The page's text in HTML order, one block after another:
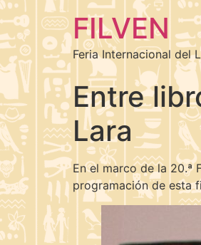
FILVEN
Feria Internacional del
Entre
Lara
En el marco de la 20.ª
programación de esta